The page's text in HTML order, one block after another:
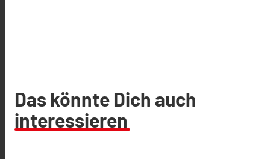
Das könnte Dich auch
interessieren